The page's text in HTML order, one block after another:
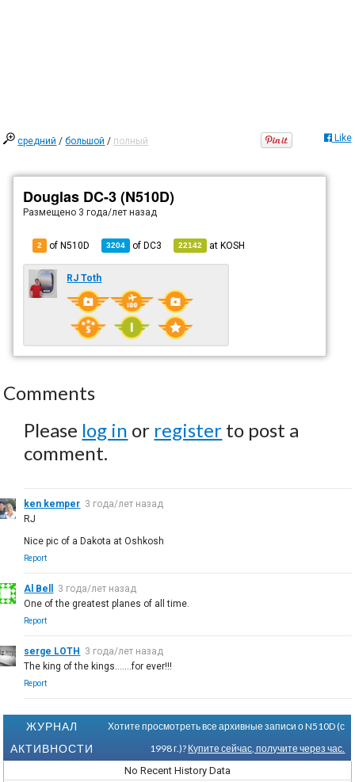
средний /большой / полный Like
Douglas DC-3 (N510D)
Размещено 3 года/лет назад
2 of N510D 3204 ofDC3 22142 atKOSH
RJ Toth
Comments
Please log in or register to post a
comment.
ken kemper 3 года/лет назад
RJ
Nice pic of a Dakota at Oshkosh
Report
Al Bell
3 года/лет назад
One of the greatest planes of all time.
Report
serge LOTH 3 года/лет назад
The king of the kings.......for ever!!!
Report
ЖУРНАЛ
АКТИВНОСТИ
Хотите просмотреть все архивные записи о N510D (с
1998 г.)? Купите сейчас, получите через час.
No Recent History Data